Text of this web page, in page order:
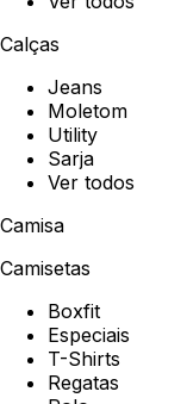
Calças
Jeans
Moletom
Utility
Sarja
Ver todos
Camisa
Camisetas
Boxfit
Especiais
T-Shirts
Regatas